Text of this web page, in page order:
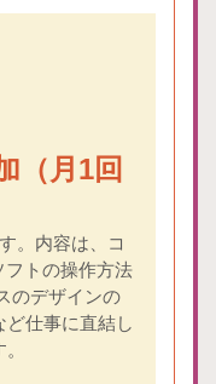
（月1回
。内容は、コ
フトの操作方法
のデザインの
仕事に直結し